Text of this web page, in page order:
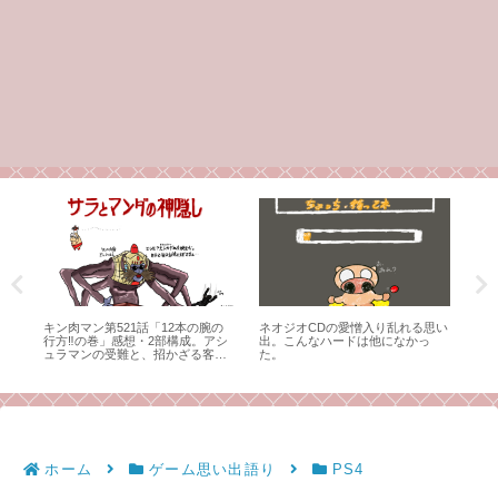
キン肉マン第521話「12本の腕の
行方‼の巻」感想・2部構成。アシ
ュラマンの受難と、招かざる客
ネオジオCDの愛憎入り乱れる思い
出。こんなハードは他になかっ
た。
ホーム ゲーム思い出語り PS4